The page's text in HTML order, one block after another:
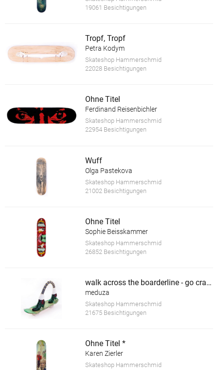
19061 Besichtigungen
Tropf, Tropf
Petra Kodym
Skateshop Hammerschmid
22028 Besichtigungen
Ohne Titel
Ferdinand Reisenbichler
Skateshop Hammerschmid
22954 Besichtigungen
Wuff
Olga Pastekova
Skateshop Hammerschmid
21002 Besichtigungen
Ohne Titel
Sophie Beisskammer
Skateshop Hammerschmid
26852 Besichtigungen
walk across the boarderline - go crazy *
meduza
Skateshop Hammerschmid
21675 Besichtigungen
Ohne Titel *
Karen Zierler
Skateshop Hammerschmid